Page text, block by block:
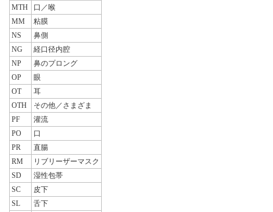
MTH
口／喉
MM
粘膜
NS
鼻側
NG
経口径内腔
NP
鼻のプロング
OP
眼
OT
耳
OTH
その他／さまざま
PF
灌流
PO
口
PR
直腸
RM
リブリーザーマスク
SD
湿性包帯
SC
皮下
SL
舌下